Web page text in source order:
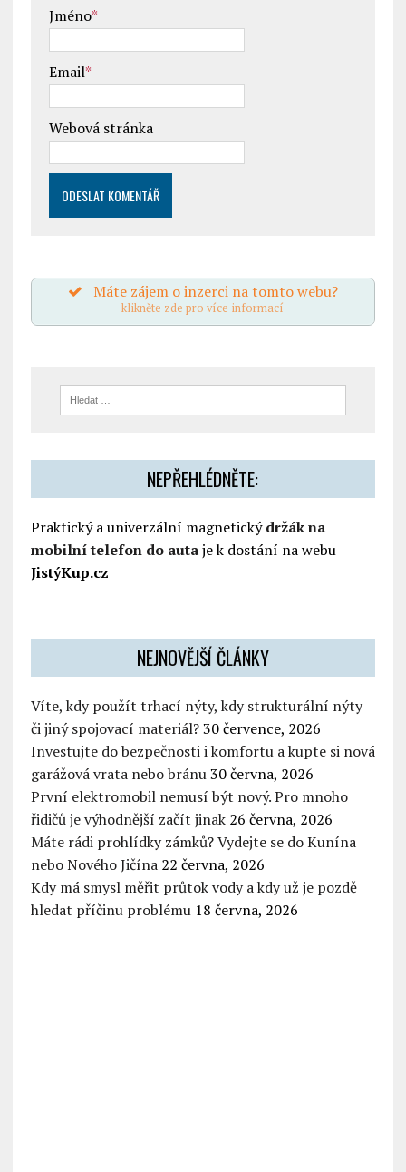
Jméno*
Email*
Webová stránka
Máte zájem o inzerci na tomto webu?
klikněte zde pro více informací
NEPŘEHLÉDNĚTE:
Praktický a univerzální magnetickýdržák na
mobilní telefon do autaje k dostání na webu
JistýKup.cz
NEJNOVĚJŠÍ ČLÁNKY
Víte, kdy použít trhací nýty, kdy strukturální nýty
či jiný spojovací materiál? 30 července, 2026
Investujte do bezpečnosti i komfortu a kupte si nová
garážová vrata nebo bránu 30 června, 2026
První elektromobil nemusí být nový. Pro mnoho
řidičů je výhodnější začít jinak 26 června, 2026
Máte rádi prohlídky zámků? Vydejte se do Kunína
nebo Nového Jičína 22 června, 2026
Kdy má smysl měřit průtok vody a kdy už je pozdě
hledat příčinu problému 18 června, 2026